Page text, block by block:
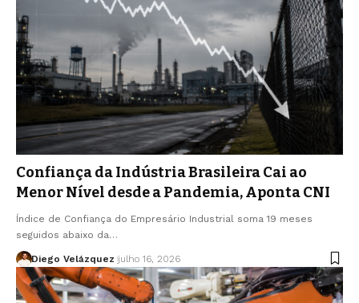
Confiança da Indústria Brasileira Cai ao
Menor Nível desde a Pandemia, Aponta CNI
Índice de Confiança do Empresário Industrial soma 19 meses
seguidos abaixo da…
Diego Velázquez julho 16, 2026